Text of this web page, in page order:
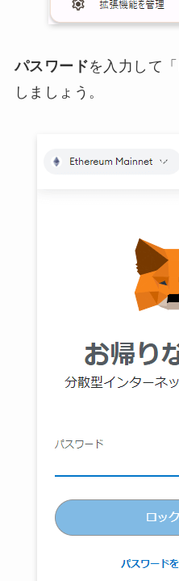
パスワードを入力して「
しましょう。